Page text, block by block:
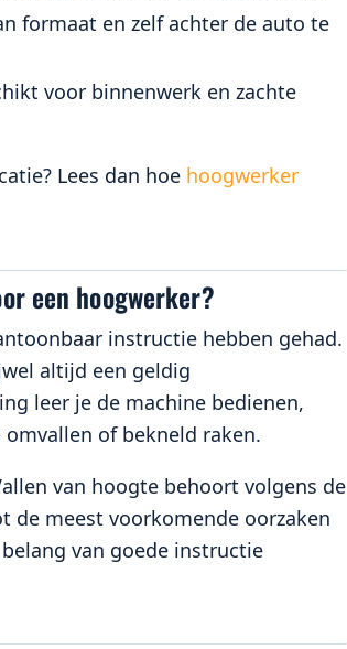
formaat en zelf achter de auto te
voor binnenwerk en zachte
Lees dan hoe hoogwerker
een hoogwerker?
instructie hebben gehad.
altijd een geldig
leer je de machine bedienen,
omvallen of bekneld raken.
van hoogte behoort volgens de
de meest voorkomende oorzaken
van goede instructie